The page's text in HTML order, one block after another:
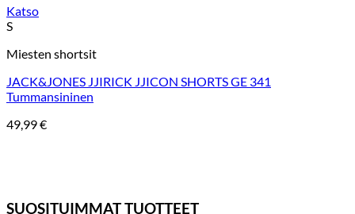
Katso
S
Miesten shortsit
JACK&JONES JJIRICK JJICON SHORTS GE 341
Tummansininen
49,99€
SUOSITUIMMAT TUOTTEET